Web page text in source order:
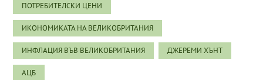
ПОТРЕБИТЕЛСКИ ЦЕНИ
ИКОНОМИКАТА НА ВЕЛИКОБРИТАНИЯ
ИНФЛАЦИЯ ВЪВ ВЕЛИКОБРИТАНИЯ ДЖЕРЕМИ ХЪНТ
АЦБ